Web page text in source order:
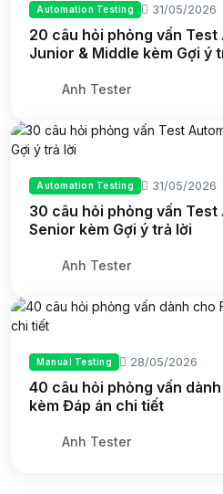
Automation Testing 31/05/2026
20 câu hỏi phỏng vấn
Junior & Middle kèm Gợi ý
Anh Tester
Automation Testing 31/05/2026
30 câu hỏi phỏng vấn
Senior kèm Gợi ý trả lời
Anh Tester
Manual Testing 28/05/2026
40 câu hỏi phỏng vấn
kèm Đáp án chi tiết
Anh Tester